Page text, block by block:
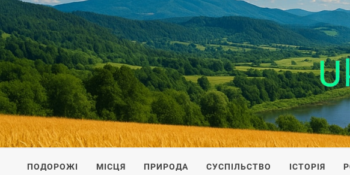
UKRAINE-IS
ПОДОРОЖI ПО УКРАЇНІ
ПОДОРОЖІ МІСЦЯ ПРИРОДА СУСПІЛЬСТВО ІСТОРІЯ